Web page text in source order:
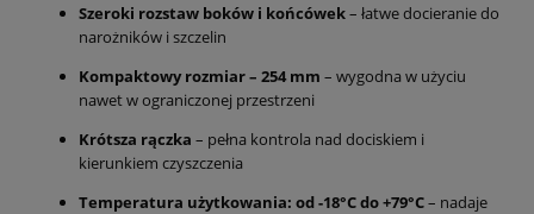
Szeroki rozstaw boków i końcówek– łatwe docieranie do
narożników i szczelin
Kompaktowy rozmiar – 254 mm – wygodna w użyciu
nawet w ograniczonej przestrzeni
Krótsza rączka – pełna kontrola nad dociskiem i
kierunkiem czyszczenia
Temperatura użytkowania: od -18°C do +79°C– nadaje